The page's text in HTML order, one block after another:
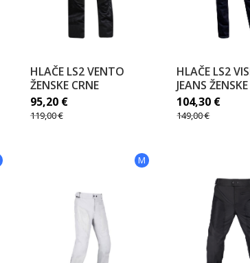
HLAČE LS2 VENTO
ŽENSKE CRNE
95,20 €
119,00€
HLAČE LS2
JEANS
104,30 €
149,00€
M